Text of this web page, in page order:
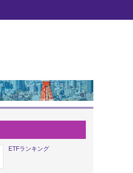
ETFランキング